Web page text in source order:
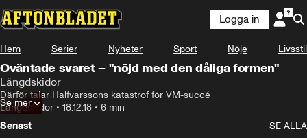
Logga in
Hem Serier Nyheter Sport Nöje Livsstil
Oväntade svaret – "nöjd med den dåliga formen"
Längdskidor
Därför talar Halfvarssons katastrof för VM-succé
Längdskidor • 18.12.18 • 6 min
Se mer
Senast
SE ALLA